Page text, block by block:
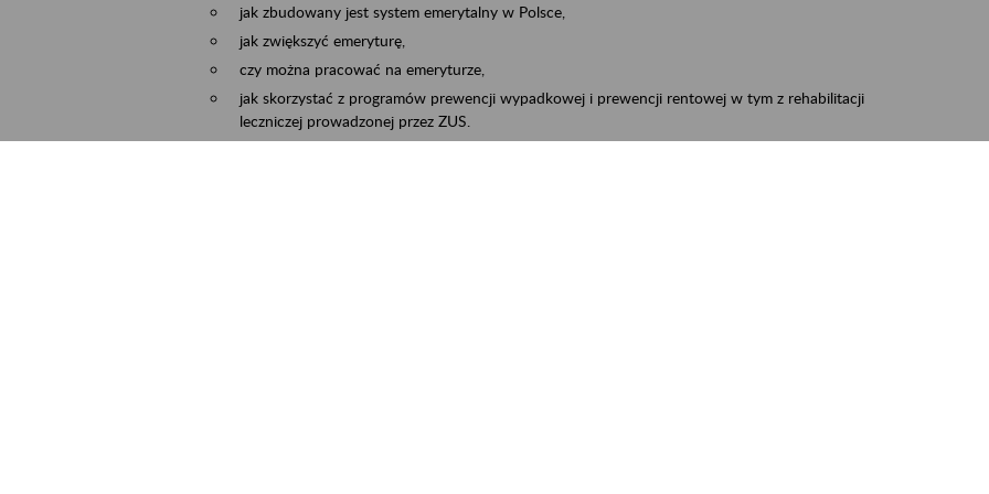
jak zbudowany jest system emerytalny w Polsce,
jak zwiększyć emeryturę,
czy można pracować na emeryturze,
jak skorzystać z programów prewencji wypadkowej i prewencji rentowej w tym z rehabilitacji
leczniczej prowadzonej przez ZUS.